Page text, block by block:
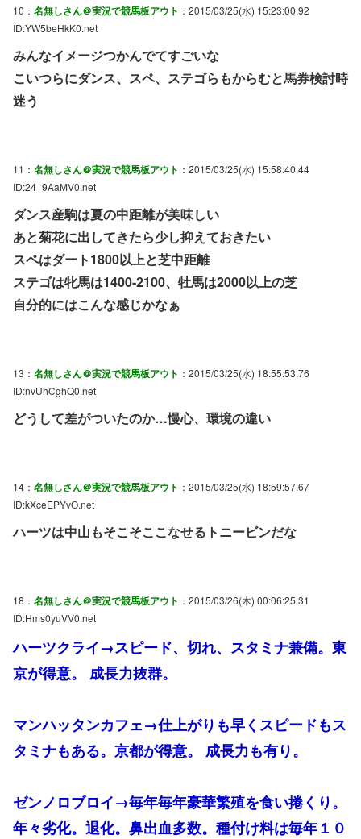
10： 名無しさん＠実況で競馬板アウト ：2015/03/25(水) 15:23:00.92
ID:YW5beHkK0.net
みんなイメージつかんでてすごいな
こいつらにダンス、スペ、ステゴらもからむと馬券検討時
迷う
11： 名無しさん＠実況で競馬板アウト ：2015/03/25(水) 15:58:40.44
ID:24+9AaMV0.net
ダンス産駒は夏の中距離が美味しい
あと菊花に出してきたら少し抑えておきたい
スペはダート1800以上と芝中距離
ステゴは牝馬は1400-2100、牡馬は2000以上の芝
自分的にはこんな感じかなぁ
13： 名無しさん＠実況で競馬板アウト ：2015/03/25(水) 18:55:53.76
ID:nvUhCghQ0.net
どうして差がついたのか…慢心、環境の違い
14： 名無しさん＠実況で競馬板アウト ：2015/03/25(水) 18:59:57.67
ID:kXceEPYvO.net
ハーツは中山もそこそここなせるトニービンだな
18： 名無しさん＠実況で競馬板アウト ：2015/03/26(木) 00:06:25.31
ID:Hms0yuVV0.net
ハーツクライ→スピード、切れ、スタミナ兼備。東
京が得意。 成長力抜群。
マンハッタンカフェ→仕上がりも早くスピードもス
タミナもある。京都が得意。 成長力も有り。
ゼンノロブロイ→毎年毎年豪華繁殖を食い捲くり。
年々劣化。退化。鼻出血多数。種付け料は毎年１０